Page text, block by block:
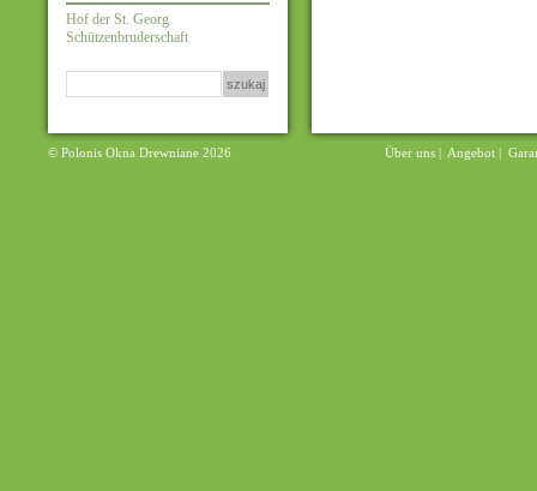
Hof der St. Georg
Schützenbruderschaft
© Polonis Okna Drewniane 2026 Über uns | Angebot |